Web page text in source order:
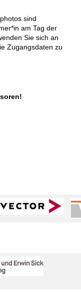
sind
am Tag der
Sie sich an
Zugangsdaten zu